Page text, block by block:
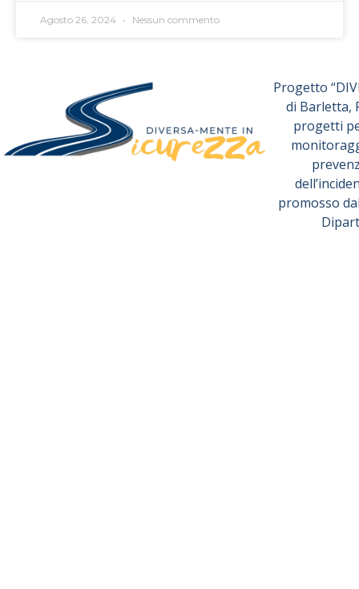
Agosto 26, 2024 Nessun commento
Progetto
di Barletta,
progetti
promosso